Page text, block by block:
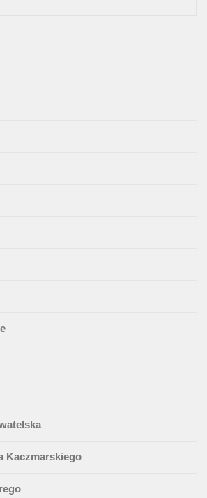
Kaczmarskiego